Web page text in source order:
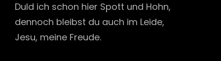
Duld ich schon hier Spott und Hohn,
dennoch bleibst du auch im Leide,
Jesu, meine Freude.